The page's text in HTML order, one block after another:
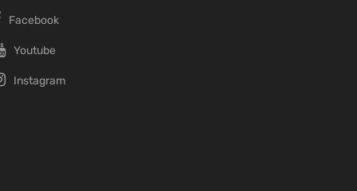
Facebook
Youtube
Instagram